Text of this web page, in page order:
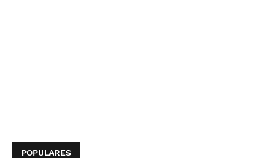
POPULARES